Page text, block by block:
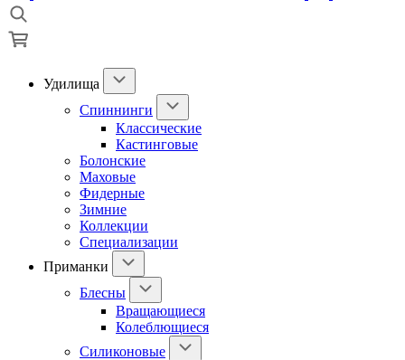
Удилища
Спиннинги
Классические
Кастинговые
Болонские
Маховые
Фидерные
Зимние
Коллекции
Специализации
Приманки
Блесны
Вращающиеся
Колеблющиеся
Силиконовые